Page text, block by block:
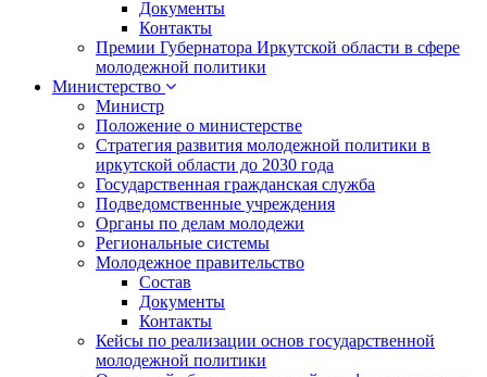
Документы
Контакты
Премии Губернатора Иркутской области в сфере
молодежной политики
Министерство
Министр
Положение о министерстве
Стратегия развития молодежной политики в
иркутской области до 2030 года
Государственная гражданская служба
Подведомственные учреждения
Органы по делам молодежи
Региональные системы
Молодежное правительство
Состав
Документы
Контакты
Кейсы по реализации основ государственной
молодежной политики